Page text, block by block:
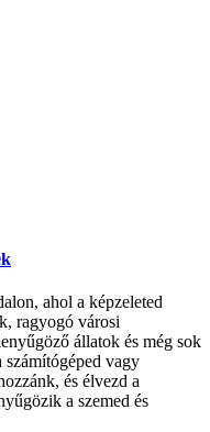
ahol a képzeleted
ragyogó városi
állatok és még sok
számítógéped vagy
és élvezd a
a szemed és